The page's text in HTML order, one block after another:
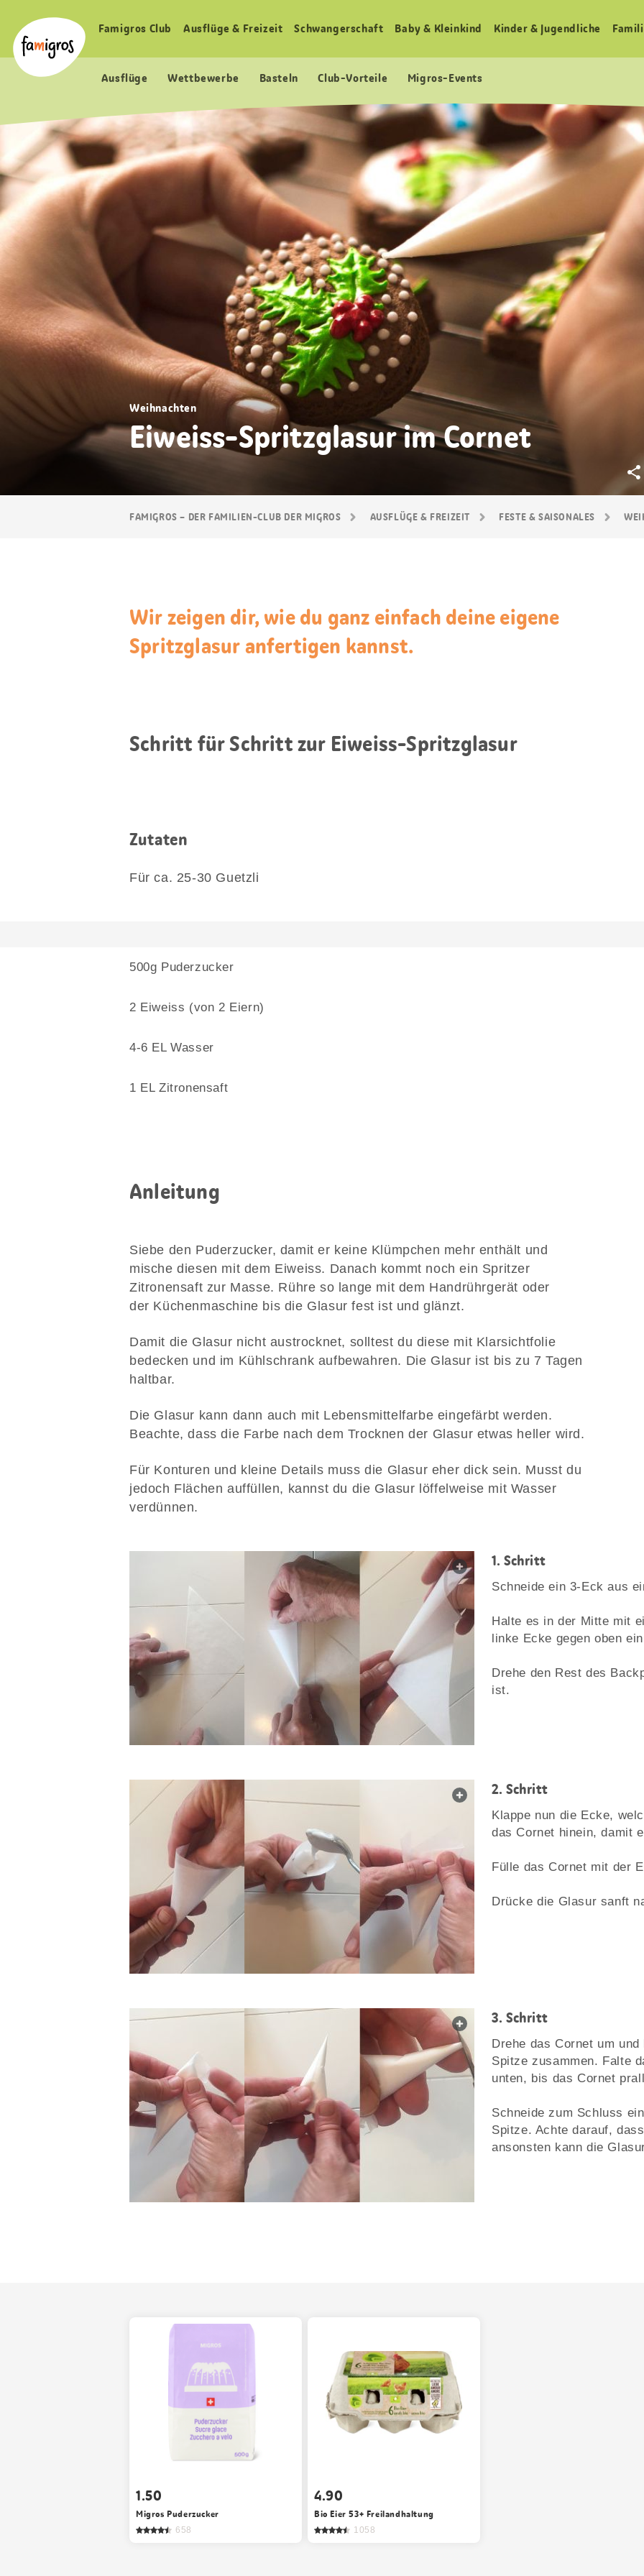
Navigation
Logo
Haupt
Famigros Club Ausflüge & Freizeit Schwangerschaft Baby & Kleinkind Kinder & Jugendliche
Ausflüge Wettbewerbe Basteln Club-Vorteile Migros-Events
FAMIGROS – DER FAMILIEN-CLUB DER MIGROS AUSFLÜGE & FREIZEIT FESTE & SAISONALES
Weihnachten
Eiweiss-Spritzglasur im Cornet
Wir zeigen dir, wie du ganz einfach deine eigene
Spritzglasur anfertigen kannst.
Schritt für Schritt zur Eiweiss-Spritzglasur
Zutaten
Für ca. 25-30 Guetzli
500g Puderzucker
2 Eiweiss (von 2 Eiern)
4-6 EL Wasser
1 EL Zitronensaft
Anleitung
Siebe den Puderzucker, damit er keine Klümpchen mehr enthält und
mische diesen mit dem Eiweiss. Danach kommt noch ein Spritzer
Zitronensaft zur Masse. Rühre so lange mit dem Handrührgerät oder
der Küchenmaschine bis die Glasur fest ist und glänzt.
Damit die Glasur nicht austrocknet, solltest du diese mit Klarsichtfolie
bedecken und im Kühlschrank aufbewahren. Die Glasur ist bis zu 7 Tagen
haltbar.
Die Glasur kann dann auch mit Lebensmittelfarbe eingefärbt werden.
Beachte, dass die Farbe nach dem Trocknen der Glasur etwas heller wird.
Für Konturen und kleine Details muss die Glasur eher dick sein. Musst du
jedoch Flächen auffüllen, kannst du die Glasur löffelweise mit Wasser
verdünnen.
web.lightbox.openLink
1. Schritt
Schneide ein 3-Eck aus
Halte es in der Mitte mit
linke Ecke gegen oben
Drehe den Rest des
ist.
web.lightbox.openLink
2. Schritt
Klappe nun die Ecke,
das Cornet hinein, damit
Fülle das Cornet mit der
Drücke die Glasur sanft
web.lightbox.openLink
3. Schritt
Drehe das Cornet um
Spitze zusammen. Falte
unten, bis das Cornet
Schneide zum Schluss
Spitze. Achte darauf,
ansonsten kann die
1.50
Migros Puderzucker
658
4.90
Bio Eier 53+ Freilandhaltung
1058